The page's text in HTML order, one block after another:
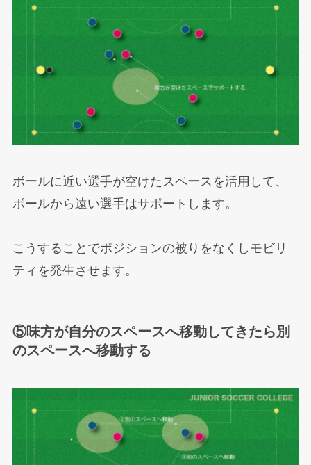
ボールに近い選手が空けたスペースを活用して、
ボールから遠い選手はサポートします。
こうすることでポジションの被りをなくしモビリ
ティを発生させます。
⑤味方が自分のスペースへ移動してきたら別
のスペースへ移動する